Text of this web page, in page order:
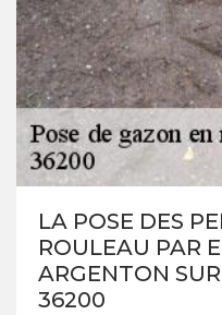
LA POSE DES
ROULEAU PAR
ARGENTON
36200